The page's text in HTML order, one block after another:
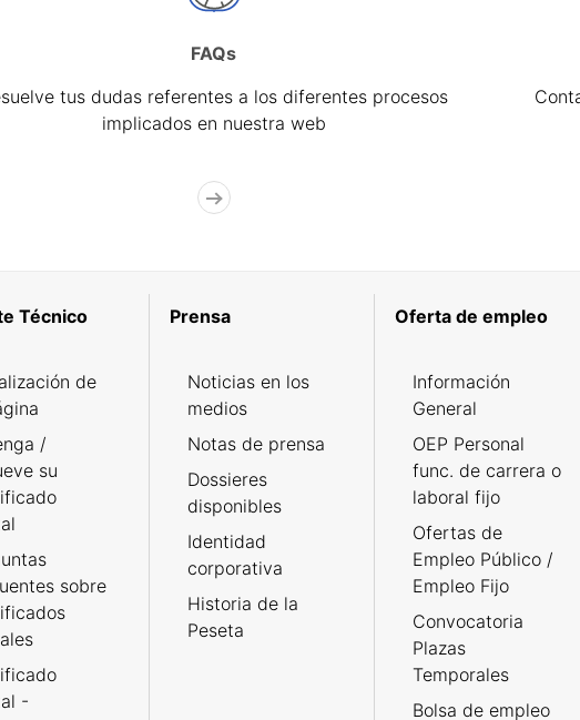
FAQs
tus dudas referentes a los diferentes procesos
implicados en nuestra web
Técnico
de
/
su
sobre
-
Prensa
Noticias en los
medios
Notas de prensa
Dossieres
disponibles
Identidad
corporativa
Historia de la
Peseta
Oferta de empleo
Información
General
OEP Personal
func. de carrera o
laboral fijo
Ofertas de
Empleo Público /
Empleo Fijo
Convocatoria
Plazas
Temporales
Bolsa de empleo